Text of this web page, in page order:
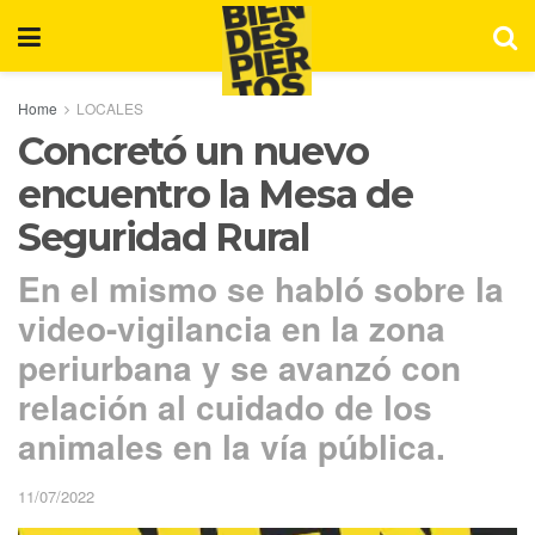
Home LOCALES
Concretó un nuevo
encuentro la Mesa de
Seguridad Rural
En el mismo se habló sobre la
video-vigilancia en la zona
periurbana y se avanzó con
relación al cuidado de los
animales en la vía pública.
11/07/2022